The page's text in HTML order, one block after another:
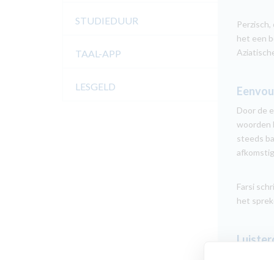
STUDIEDUUR
TAAL-APP
LESGELD
het een
Door de
woorden
steeds
Farsi
het